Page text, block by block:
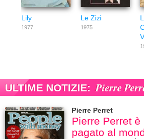
Lily
1977
Le Zizi
1975
ULTIME NOTIZIE: Pierre
Pierre Perret
Pierre Perret
pagato al